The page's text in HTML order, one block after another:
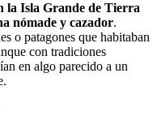
la Isla Grande de Tierra
nómade y cazador.
o patagones que habitaban
con tradiciones
en algo parecido a un